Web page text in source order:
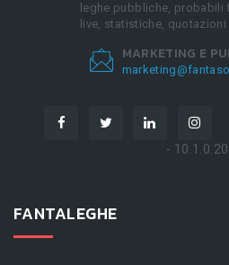
leghe pubbliche, probabili
live, statistiche,
MARKETING E
-
FANTALEGHE